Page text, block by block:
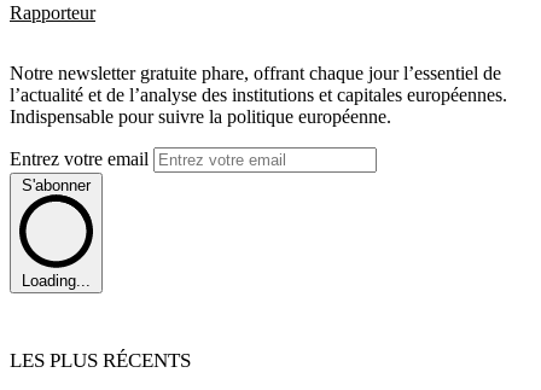
Rapporteur
Notre newsletter gratuite phare, offrant chaque jour l’essentiel de
l’actualité et de l’analyse des institutions et capitales européennes.
Indispensable pour suivre la politique européenne.
Entrez votre email
S'abonner
Loading...
LES PLUS RÉCENTS